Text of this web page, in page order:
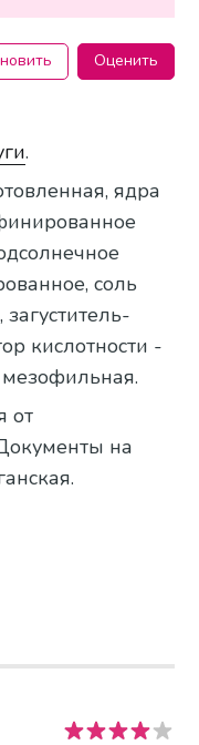
Оценить
.
ядра
соль
кислотности -
мезофильная.
от
на